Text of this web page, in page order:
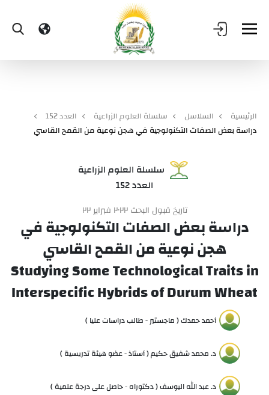
الرئيسية السلاسل سلسلة العلوم الزراعية
العدد 152
دراسة بعض الصفات التكنولوجية في هجن نوعية من القمح القاسي
سلسلة العلوم الزراعية
العدد 152
تاريخ قبول البحث ٢٠٢٢ فبراير ٢٢
دراسة بعض الصفات التكنولوجية في
هجن نوعية من القمح القاسي
Studying Some Technological Traits in
Interspecific Hybrids of Durum Wheat
أحمد حمدك ( ماجستير - طالب دراسات عليا )
د. محمد شفيق حكيم ( أستاذ - عضو هيئة تدريسية )
د. عبد الله اليوسف ( دكتوراه - حاصل على درجة علمية )